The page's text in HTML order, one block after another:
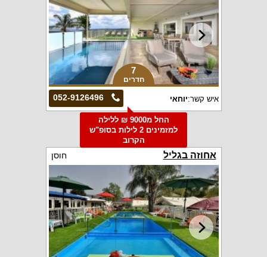
7
חדרים
052-9126496 איש קשר:יוחאי
החל מ9000 ₪ ללילה
למזמינים 2 לילות בסופ"ש
הקרוב
אחוזה בגליל חוסן